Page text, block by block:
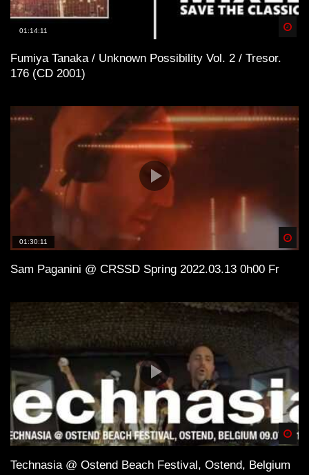
01:14:11
Fumiya Tanaka / Unknown Possibility Vol. 2 / Tresor.
176 (CD 2001)
01:30:11
Sam Paganini @ CRSSD Spring 2022.03.13 0h00 Fr
Technasia @ Ostend Beach Festival, Ostend, Belgium